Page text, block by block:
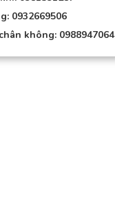
0932669506
không: 0988947064